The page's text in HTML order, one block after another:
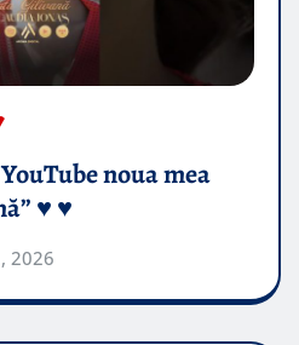
noua mea
♥️ ♥️
2026